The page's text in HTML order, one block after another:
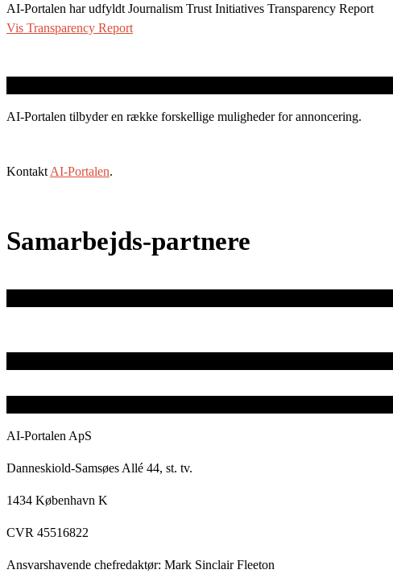
AI-Portalen har udfyldt Journalism Trust Initiatives Transparency Report
Vis Transparency Report
AI-Portalen tilbyder en række forskellige muligheder for annoncering.
Kontakt AI-Portalen.
Samarbejds-partnere
AI-Portalen ApS
Danneskiold-Samsøes Allé 44, st. tv.
1434 København K
CVR 45516822
Ansvarshavende chefredaktør: Mark Sinclair Fleeton